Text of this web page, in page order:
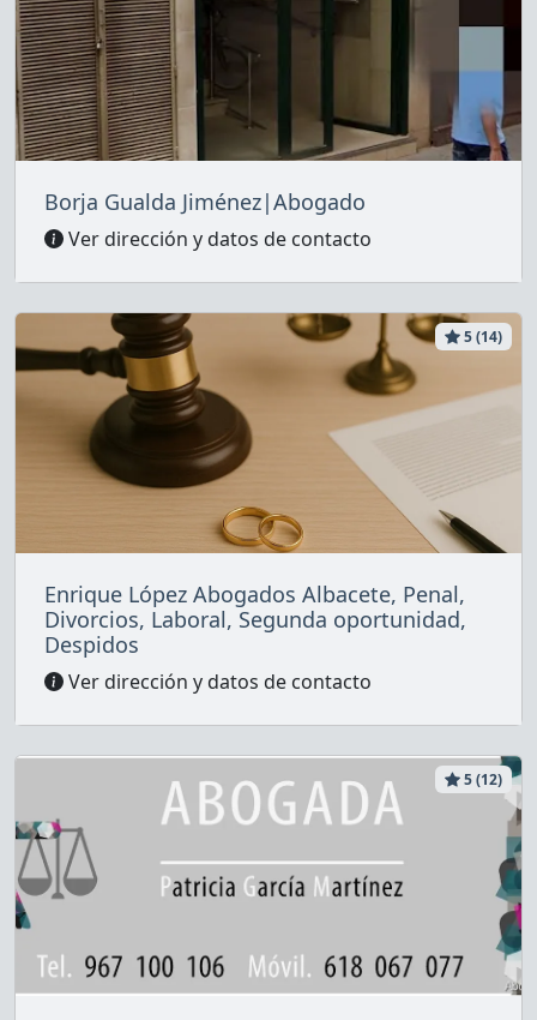
Borja Gualda Jiménez|Abogado
Ver dirección y datos de contacto
5 (14)
Enrique López Abogados Albacete, Penal,
Divorcios, Laboral, Segunda oportunidad,
Despidos
Ver dirección y datos de contacto
5 (12)